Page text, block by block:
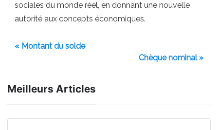
sociales du monde réel, en donnant une nouvelle
autorité aux concepts économiques.
« Montant du solde
Chèque nominal »
Meilleurs Articles